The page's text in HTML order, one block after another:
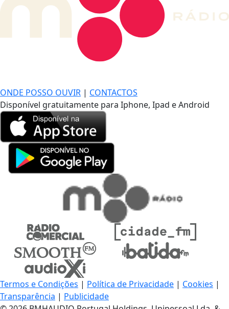
ONDE POSSO OUVIR | CONTACTOS
Disponível gratuitamente para Iphone, Ipad e Android
Termos e Condições | Política de Privacidade | Cookies |
Transparência | Publicidade